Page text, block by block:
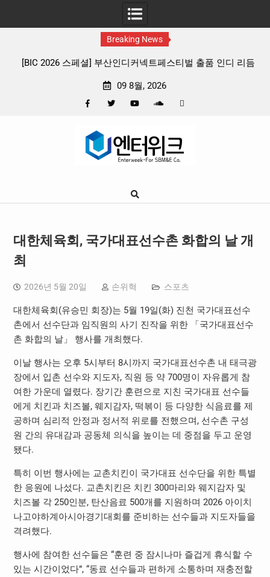
Breaking News
넥트페스티벌 출품 인디 리듬
판타지 케이팝 애니메이션 ‘고스
09 8월, 2026
Google
대한체육회, 국가대표선수촌 화합의 날 개
최
2026년 5월 20일 손위혁 스포츠
대한체육회(유승민 회장)는 5월 19일(화) 진천 국가대표선수
촌에서 선수단과 임직원의 사기 진작을 위한 「국가대표선수
촌 화합의 날」 행사를 개최했다.
이날 행사는 오후 5시부터 8시까지 국가대표선수촌 내 태극광
장에서 입촌 선수와 지도자, 직원 등 약 700명이 자유롭게 참
여한 가운데 열렸다. 장기간 훈련으로 지친 국가대표 선수들
에게 치킨과 치즈볼, 웨지감자, 떡볶이 등 다양한 식음료를 제
공하며 심리적 안정과 정서적 위로를 전했으며, 선수촌 구성
원 간의 유대감과 공동체 의식을 높이는 데 중점을 두고 운영
됐다.
특히 이번 행사에는 교촌치킨이 국가대표 선수단을 위한 특별
한 응원에 나섰다. 교촌치킨은 치킨 300마리와 웨지감자 및
치즈볼 각 250인분, 탄산음료 500개를 지원하며 2026 아이치
나고야하계아시아경기대회를 준비하는 선수들과 지도자들을
격려했다.
행사에 참여한 선수들은 “훈련 중 잠시나마 즐겁게 휴식할 수
있는 시간이었다”, “동료 선수들과 편하게 소통하며 재충전할